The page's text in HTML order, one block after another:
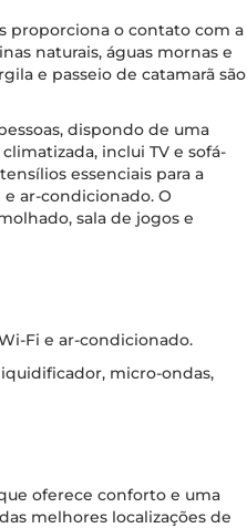
proporciona o contato com a
naturais, águas mornas e
e passeio de catamarã são
dispondo de uma
inclui TV e sofá-
essenciais para a
ar-condicionado. O
sala de jogos e
Fi e ar-condicionado.
micro-ondas,
oferece conforto e uma
melhores localizações de